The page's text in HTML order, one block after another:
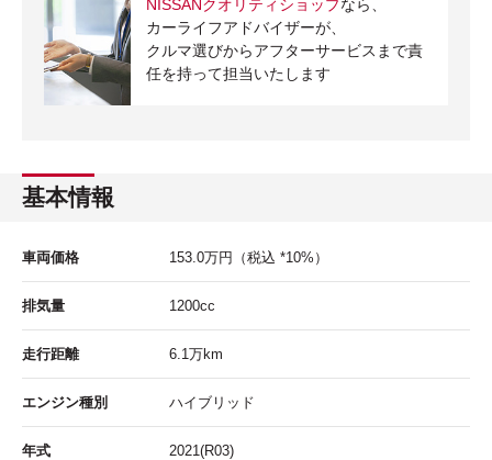
NISSANクオリティショップなら、
カーライフアドバイザーが、
クルマ選びからアフターサービスまで責
任を持って担当いたします
基本情報
車両価格 153.0万円 （税込 *10%）
排気量 1200cc
走行距離 6.1万km
エンジン種別 ハイブリッド
年式 2021(R03)